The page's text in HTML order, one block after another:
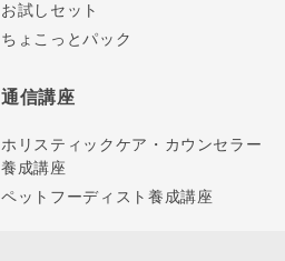
お試しセット
ちょこっとパック
通信講座
ホリスティックケア・カウンセラー
養成講座
ペットフーディスト養成講座